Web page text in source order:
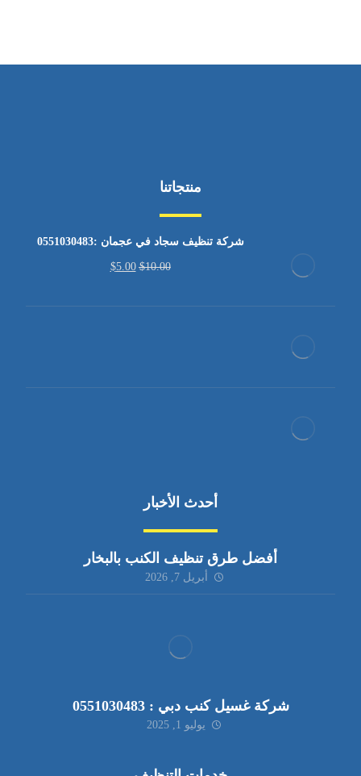
منتجاتنا
شركة تنظيف سجاد في عجمان :0551030483
$10.00
$5.00
أحدث الأخبار
أفضل طرق تنظيف الكنب بالبخار
أبريل 7, 2026
شركة غسيل كنب دبي : 0551030483
يوليو 1, 2025